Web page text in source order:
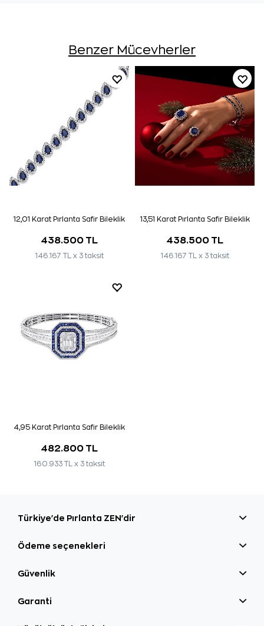
Benzer Mücevherler
12,01 Karat Pırlanta Safir Bileklik
438.500 TL
146.167 TL x 3 taksit
13,51 Karat Pırlanta Safir Bileklik
438.500 TL
146.167 TL x 3 taksit
4,95 Karat Pırlanta Safir Bileklik
482.800 TL
160.933 TL x 3 taksit
Türkiye'de Pırlanta ZEN'dir
Ödeme seçenekleri
Güvenlik
Garanti